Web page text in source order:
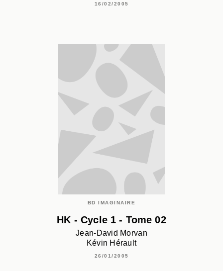
16/02/2005
BD IMAGINAIRE
HK - Cycle 1 - Tome 02
Jean-David Morvan
Kévin Hérault
26/01/2005